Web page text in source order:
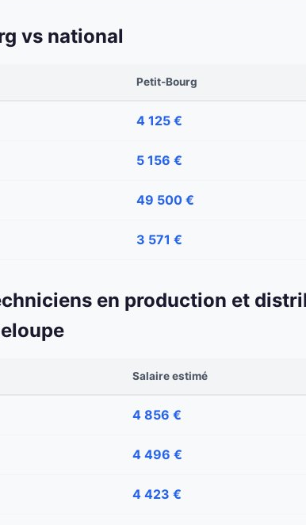
vs national
Petit-Bourg
4 125 €
5 156 €
49 500 €
3 571 €
en production et
Salaire estimé
4 856 €
4 496 €
4 423 €